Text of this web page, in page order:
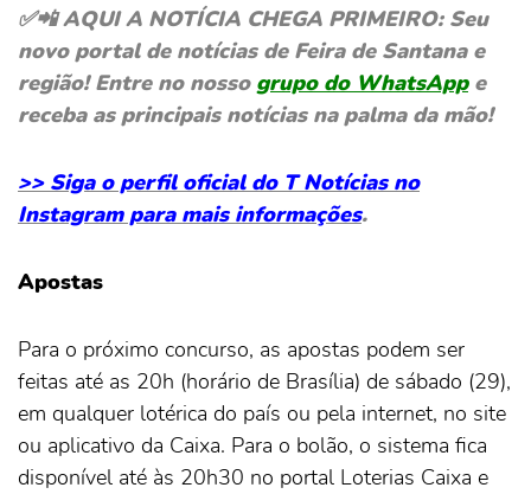
✅📲 AQUI A NOTÍCIA CHEGA PRIMEIRO: Seu
novo portal de notícias de Feira de Santana e
região! Entre no nosso grupo do WhatsAppe
receba as principais notícias na palma da mão!
>> Siga o perfil oficial do T Notícias no
Instagram para mais informações.
Apostas
Para o próximo concurso, as apostas podem ser
feitas até as 20h (horário de Brasília) de sábado (29),
em qualquer lotérica do país ou pela internet, no site
ou aplicativo da Caixa. Para o bolão, o sistema fica
disponível até às 20h30 no portal Loterias Caixa e